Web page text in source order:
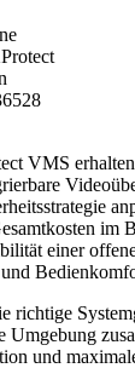
VMS
im
einer
richtige
Umgebung
und